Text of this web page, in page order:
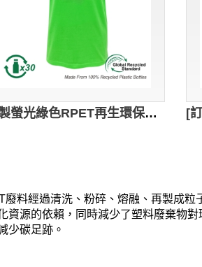
[訂製螢光綠色RPET再生環保背心T恤]｜環保禮品公司｜團體工作制服背心T恤｜GRS認證環保回收紗｜可持續發展｜VT264
料經過清洗、粉碎、熔融、再製成粒
源的依賴，同時減少了塑料廢棄物
少碳足跡。